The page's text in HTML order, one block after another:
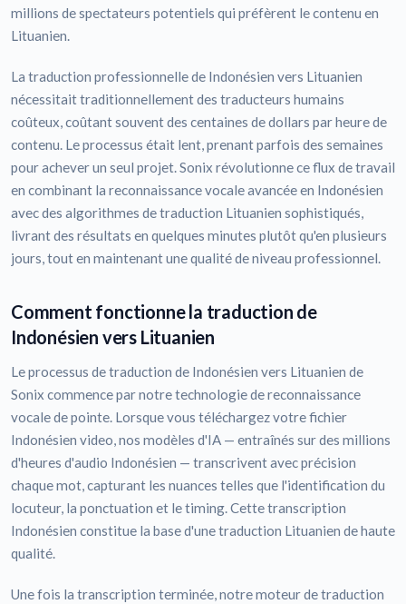
millions de spectateurs potentiels qui préfèrent le contenu en
Lituanien.
La traduction professionnelle de Indonésien vers Lituanien
nécessitait traditionnellement des traducteurs humains
coûteux, coûtant souvent des centaines de dollars par heure de
contenu. Le processus était lent, prenant parfois des semaines
pour achever un seul projet. Sonix révolutionne ce flux de travail
en combinant la reconnaissance vocale avancée en Indonésien
avec des algorithmes de traduction Lituanien sophistiqués,
livrant des résultats en quelques minutes plutôt qu'en plusieurs
jours, tout en maintenant une qualité de niveau professionnel.
Comment fonctionne la traduction de
Indonésien vers Lituanien
Le processus de traduction de Indonésien vers Lituanien de
Sonix commence par notre technologie de reconnaissance
vocale de pointe. Lorsque vous téléchargez votre fichier
Indonésien video, nos modèles d'IA — entraînés sur des millions
d'heures d'audio Indonésien — transcrivent avec précision
chaque mot, capturant les nuances telles que l'identification du
locuteur, la ponctuation et le timing. Cette transcription
Indonésien constitue la base d'une traduction Lituanien de haute
qualité.
Une fois la transcription terminée, notre moteur de traduction